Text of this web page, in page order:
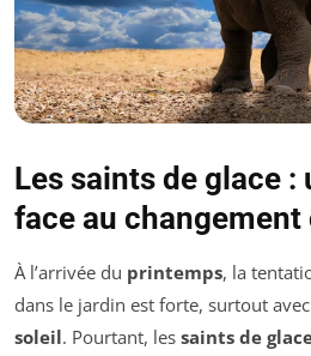
Les saints de glace
face au
À l’arrivée du printemps, la
dans le jardin est forte, surtout
soleil. Pourtant, les saints de